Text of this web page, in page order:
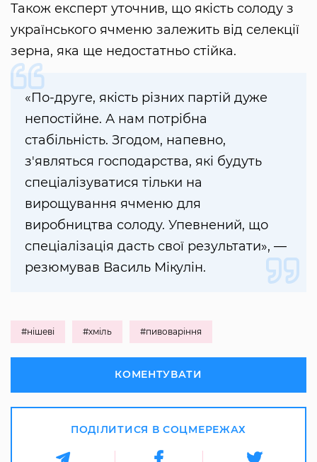
Також експерт уточнив, що якість солоду з
українського ячменю залежить від селекції
зерна, яка ще недостатньо стійка.
«По-друге, якість різних партій дуже
непостійне. А нам потрібна
стабільність. Згодом, напевно,
з'являться господарства, які будуть
спеціалізуватися тільки на
вирощування ячменю для
виробництва солоду. Упевнений, що
спеціалізація дасть свої результати», —
резюмував Василь Мікулін.
#нішеві #хміль #пивоваріння
КОМЕНТУВАТИ
ПОДІЛИТИСЯ В СОЦМЕРЕЖАХ